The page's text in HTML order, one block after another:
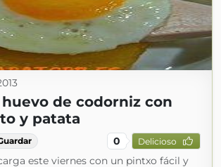
de codorniz con
y patata
0 Delicioso
este viernes con un pintxo fácil y